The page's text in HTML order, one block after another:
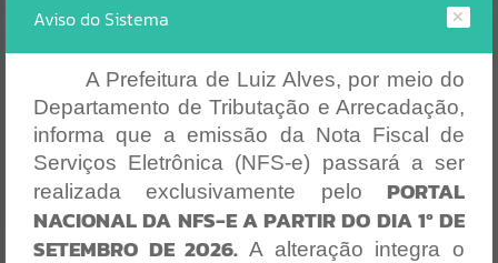
RECIBO DE
PAGAMENTO
CONSULTA DE
PROTOCOLO
EMISSÃO DE
PROTOCOLO
Aviso do Sistema
A Prefeitura de Luiz Alves, por meio do
Departamento de Tributação e Arrecadação,
informa que a emissão da Nota Fiscal de
Serviços Eletrônica (NFS-e) passará a ser
realizada exclusivamente pelo PORTAL
NACIONAL DA NFS-E A PARTIR DO DIA 1º DE
SETEMBRO DE 2026. A alteração integra o
Erro
Gerenciamento do Sistema
CÓDIGO DA MENSAGEM:EST-000040
Ocorreu um erro de script: